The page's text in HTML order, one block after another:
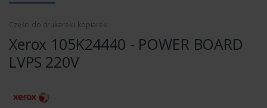
Części do drukarek i kopiarek
Xerox 105K24440 - POWER BOARD
LVPS 220V